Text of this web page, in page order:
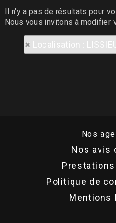
Il n'y a pas de résultats pour
Nous vous invitons à modifier
Localisation :
Nos
Nos avis
Politique de
Mentions